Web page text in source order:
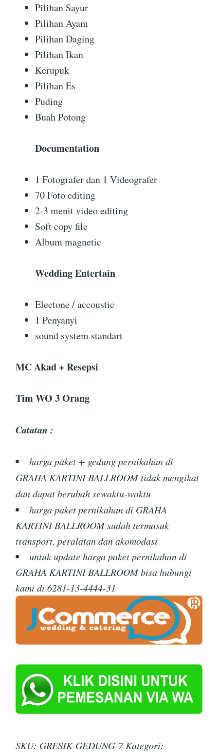
Pilihan Sayur
Pilihan Ayam
Pilihan Daging
Pilihan Ikan
Kerupuk
Pilihan Es
Puding
Buah Potong
Documentation
1 Fotografer dan 1 Videografer
70 Foto editing
2-3 menit video editing
Soft copy file
Album magnetic
Wedding Entertain
Electone / accoustic
1 Penyanyi
sound system standart
MC Akad + Resepsi
Tim WO 3 Orang
Catatan :
harga paket + gedung pernikahan di
GRAHA KARTINI BALLROOM tidak mengikat
dan dapat berubah sewaktu-waktu
harga paket pernikahan di GRAHA
KARTINI BALLROOM sudah termasuk
transport, peralatan dan akomodasi
untuk update harga paket pernikahan di
GRAHA KARTINI BALLROOM bisa hubungi
kami di 6281-13-4444-31
SKU: GRESIK-GEDUNG-7 Kategori: